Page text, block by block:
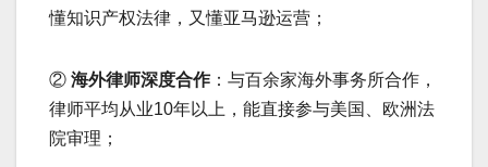
懂知识产权法律，又懂亚马逊运营；
② 海外律师深度合作：与百余家海外事务所合作，
律师平均从业10年以上，能直接参与美国、欧洲法
院审理；